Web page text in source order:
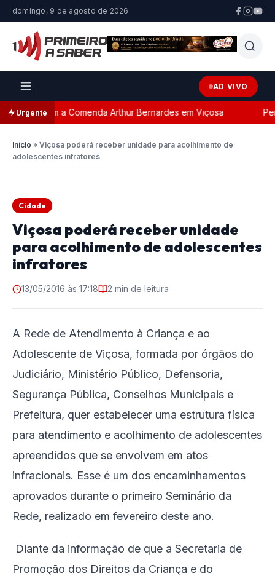
domingo, 9 de agosto de 2026
AO VIVO
Urgente
com a Comenda Arthur Bernardes em Viçosa
Início » Viçosa poderá receber unidade para acolhimento de
adolescentes infratores
Cidade
Viçosa poderá receber unidade
para acolhimento de adolescentes
infratores
13/05/2016 às 17:18 2 min de leitura
A Rede de Atendimento à Criança e ao
Adolescente de Viçosa, formada por órgãos do
Judiciário, Ministério Público, Defensoria,
Segurança Pública, Conselhos Municipais e
Prefeitura, quer estabelecer uma estrutura física
para atendimento e acolhimento de adolescentes
apreendidos que se envolvem em atos
infracionais. Esse é um dos encaminhamentos
aprovados durante o primeiro Seminário da
Rede, realizado em fevereiro deste ano.
Diante da informação de que a Secretaria de
Promoção dos Direitos da Criança e do